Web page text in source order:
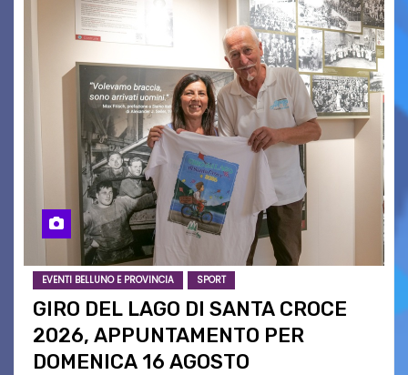
EVENTI BELLUNO E PROVINCIA SPORT
GIRO DEL LAGO DI SANTA CROCE
2026, APPUNTAMENTO PER
DOMENICA 16 AGOSTO